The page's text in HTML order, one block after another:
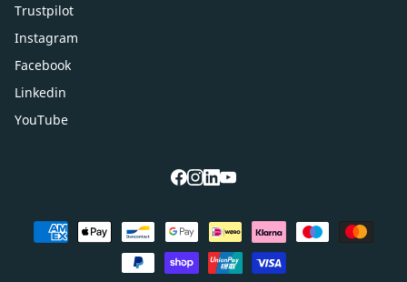
Trustpilot
Instagram
Facebook
Linkedin
YouTube
facebook
instagram
linkedin
youtube